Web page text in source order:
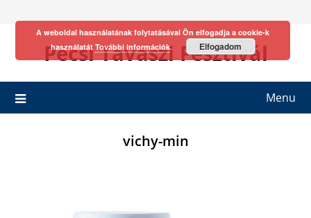
Pécsi Tavaszi Fesztivál
Menu
vichy-min
A weboldal használatának folytatásával Ön elfogadja a cookie-k
használatát További információk Elfogadom